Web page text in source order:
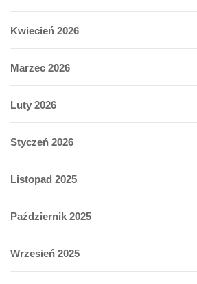
Kwiecień 2026
Marzec 2026
Luty 2026
Styczeń 2026
Listopad 2025
Październik 2025
Wrzesień 2025